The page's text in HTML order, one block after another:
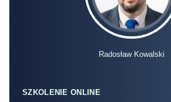
Radosław Kowalski
SZKOLENIE ONLINE